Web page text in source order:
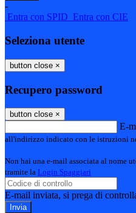
-
Entra con SPID Entra con CIE
Seleziona utente
button close ×
Recupero password
button close ×
E-
all'indirizzo indicato con le istruzioni
Non hai una e-mail associata al nome
tramite la Login Spaggiari
E-mail inviata, si prega di